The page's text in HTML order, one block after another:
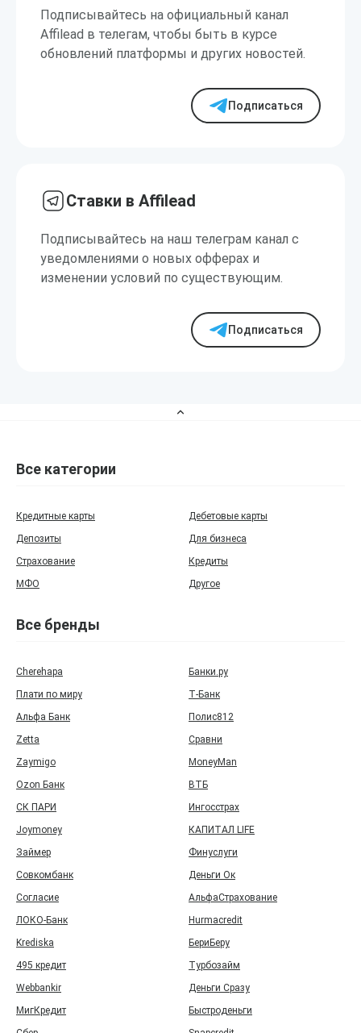
Подписывайтесь на официальный канал
Affilead в телегам, чтобы быть в курсе
обновлений платформы и других новостей.
Подписаться
Ставки в Affilead
Подписывайтесь на наш телеграм канал с
уведомлениями о новых офферах и
изменении условий по существующим.
Подписаться
Все категории
Кредитные карты
Дебетовые карты
Депозиты
Для бизнеса
Страхование
Кредиты
МФО
Другое
Все бренды
Cherehapa
Банки.ру
Плати по миру
Т‑Банк
Альфа Банк
Полис812
Zetta
Сравни
Zaymigo
MoneyMan
Ozon Банк
ВТБ
СК ПАРИ
Ингосстрах
Joymoney
КАПИТАЛ LIFE
Займер
Финуслуги
Совкомбанк
Деньги Ок
Согласие
АльфаСтрахование
ЛОКО-Банк
Hurmacredit
Krediska
БериБеру
495 кредит
Турбозайм
Webbankir
Деньги Сразу
МигКредит
Быстроденьги